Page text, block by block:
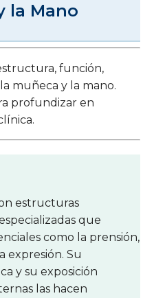
la Mano
función,
muñeca y la mano.
profundizar en
estructuras
que
como la prensión,
expresión. Su
y su exposición
las hacen